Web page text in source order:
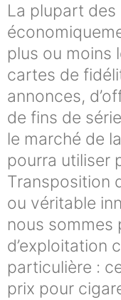
La plupart
plus ou moins
cartes de
annonces,
de fins de
le marché de
pourra utiliser
Transposition
ou véritable
nous sommes
d’exploitation
particulière :
prix pour